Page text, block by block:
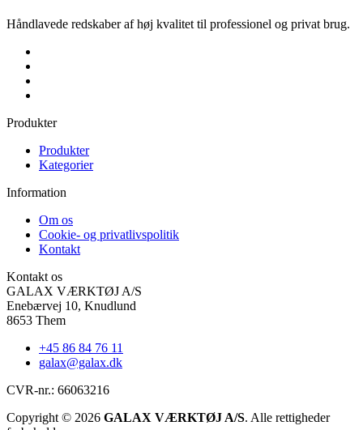
Håndlavede redskaber af høj kvalitet til professionel og privat brug.
Produkter
Produkter
Kategorier
Information
Om os
Cookie- og privatlivspolitik
Kontakt
Kontakt os
GALAX VÆRKTØJ A/S
Enebærvej 10, Knudlund
8653 Them
+45 86 84 76 11
galax@galax.dk
CVR-nr.: 66063216
Copyright © 2026 GALAX VÆRKTØJ A/S. Alle rettigheder